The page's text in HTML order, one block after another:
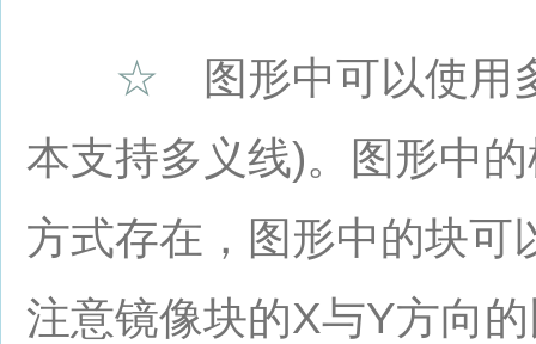
☆ 图形中可以使用
本支持多义线)。图形中
方式存在，图形中的块可
注意镜像块的X与Y方向